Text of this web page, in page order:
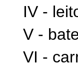
IV -
V -
VI -